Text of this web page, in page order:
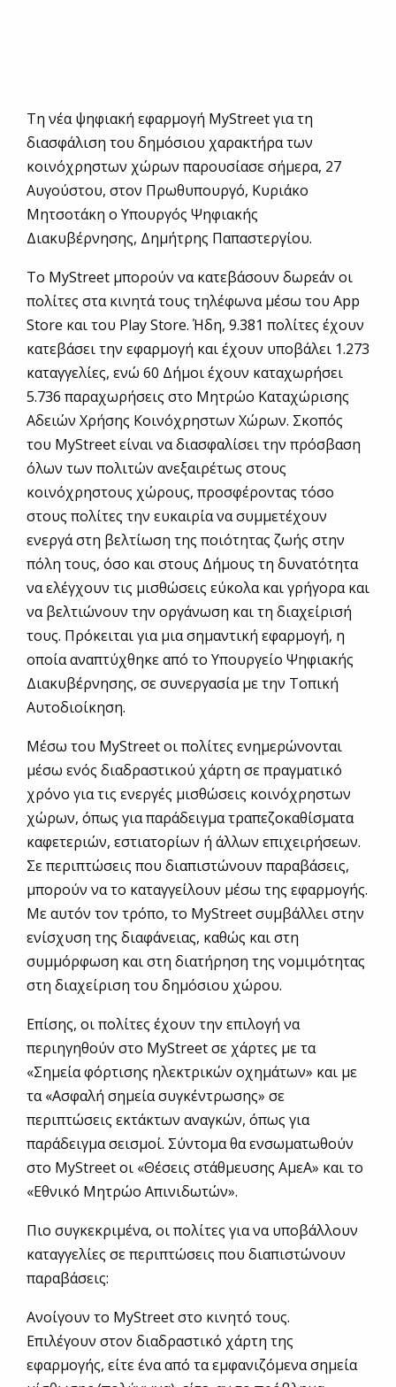
Τη νέα ψηφιακή εφαρμογή MyStreet για τη
διασφάλιση του δημόσιου χαρακτήρα των
κοινόχρηστων χώρων παρουσίασε σήμερα, 27
Αυγούστου, στον Πρωθυπουργό, Κυριάκο
Μητσοτάκη ο Υπουργός Ψηφιακής
Διακυβέρνησης, Δημήτρης Παπαστεργίου.
Το MyStreet μπορούν να κατεβάσουν δωρεάν οι
πολίτες στα κινητά τους τηλέφωνα μέσω του App
Store και του Play Store. Ήδη, 9.381 πολίτες έχουν
κατεβάσει την εφαρμογή και έχουν υποβάλει 1.273
καταγγελίες, ενώ 60 Δήμοι έχουν καταχωρήσει
5.736 παραχωρήσεις στο Μητρώο Καταχώρισης
Αδειών Χρήσης Κοινόχρηστων Χώρων. Σκοπός
του MyStreet είναι να διασφαλίσει την πρόσβαση
όλων των πολιτών ανεξαιρέτως στους
κοινόχρηστους χώρους, προσφέροντας τόσο
στους πολίτες την ευκαιρία να συμμετέχουν
ενεργά στη βελτίωση της ποιότητας ζωής στην
πόλη τους, όσο και στους Δήμους τη δυνατότητα
να ελέγχουν τις μισθώσεις εύκολα και γρήγορα και
να βελτιώνουν την οργάνωση και τη διαχείρισή
τους. Πρόκειται για μια σημαντική εφαρμογή, η
οποία αναπτύχθηκε από το Υπουργείο Ψηφιακής
Διακυβέρνησης, σε συνεργασία με την Τοπική
Αυτοδιοίκηση.
Μέσω του MyStreet οι πολίτες ενημερώνονται
μέσω ενός διαδραστικού χάρτη σε πραγματικό
χρόνο για τις ενεργές μισθώσεις κοινόχρηστων
χώρων, όπως για παράδειγμα τραπεζοκαθίσματα
καφετεριών, εστιατορίων ή άλλων επιχειρήσεων.
Σε περιπτώσεις που διαπιστώνουν παραβάσεις,
μπορούν να το καταγγείλουν μέσω της εφαρμογής.
Με αυτόν τον τρόπο, το MyStreet συμβάλλει στην
ενίσχυση της διαφάνειας, καθώς και στη
συμμόρφωση και στη διατήρηση της νομιμότητας
στη διαχείριση του δημόσιου χώρου.
Επίσης, οι πολίτες έχουν την επιλογή να
περιηγηθούν στο MyStreet σε χάρτες με τα
«Σημεία φόρτισης ηλεκτρικών οχημάτων» και με
τα «Ασφαλή σημεία συγκέντρωσης» σε
περιπτώσεις εκτάκτων αναγκών, όπως για
παράδειγμα σεισμοί. Σύντομα θα ενσωματωθούν
στο MyStreet οι «Θέσεις στάθμευσης ΑμεΑ» και το
«Εθνικό Μητρώο Απινιδωτών».
Πιο συγκεκριμένα, οι πολίτες για να υποβάλλουν
καταγγελίες σε περιπτώσεις που διαπιστώνουν
παραβάσεις:
Ανοίγουν το MyStreet στο κινητό τους.
Επιλέγουν στον διαδραστικό χάρτη της
εφαρμογής, είτε ένα από τα εμφανιζόμενα σημεία